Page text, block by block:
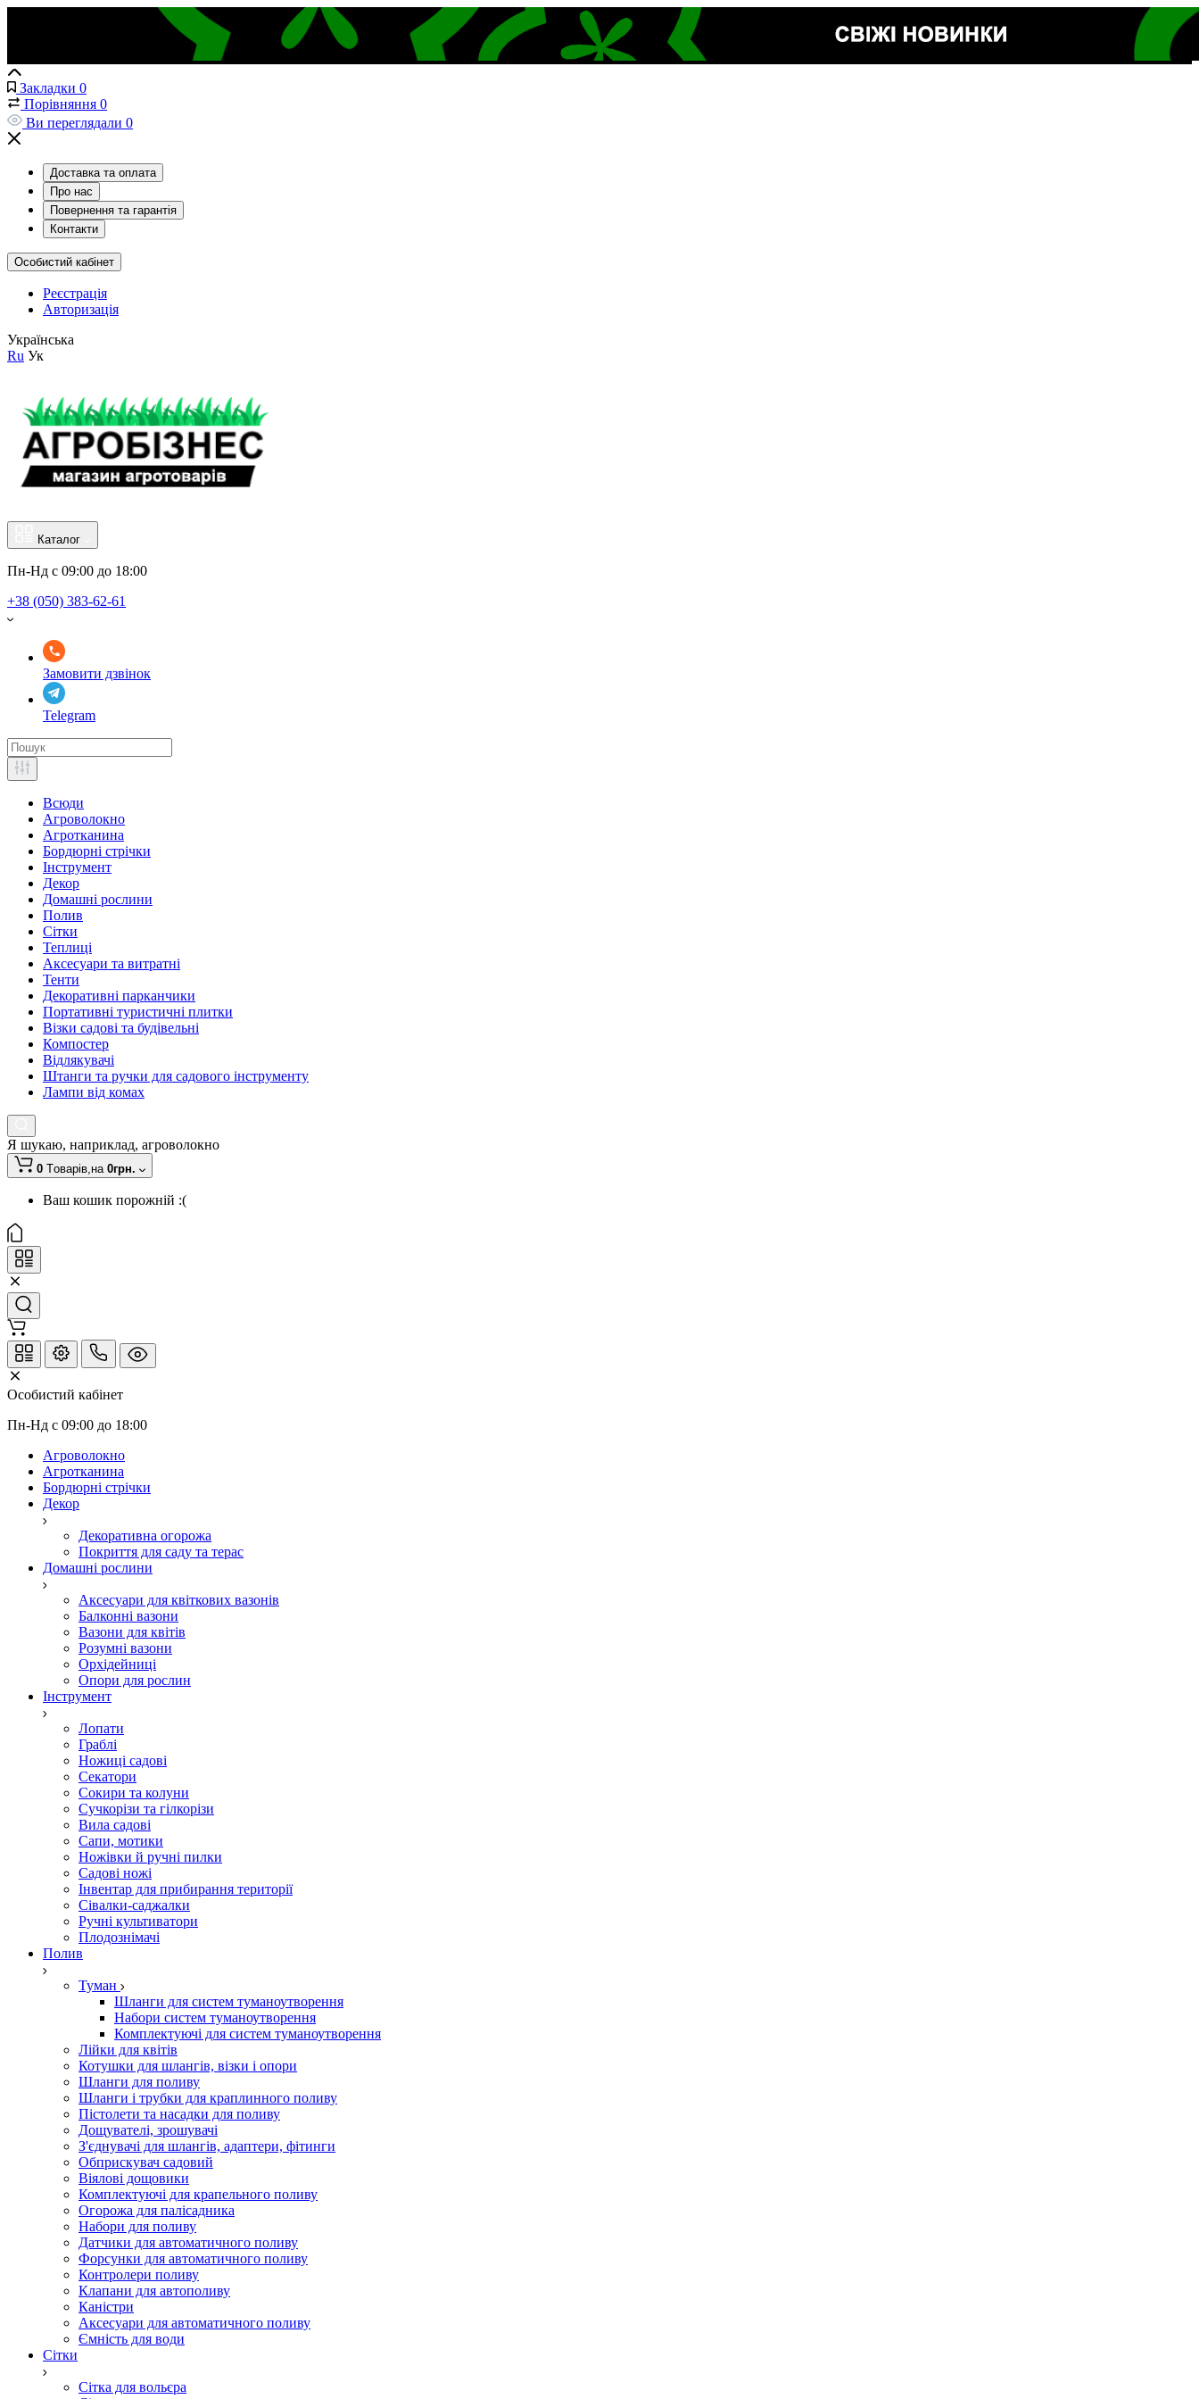
Закладки 0
Порівняння 0
Ви переглядали 0
Доставка та оплата
Про нас
Повернення та гарантія
Контакти
Особистий кабінет
Реєстрація
Авторизація
Українська
Ru Ук
Каталог
Пн-Нд с 09:00 до 18:00
+38 (050) 383-62-61
Замовити дзвінок
Telegram
Всюди
Агроволокно
Агротканина
Бордюрні стрічки
Інструмент
Декор
Домашні рослини
Полив
Сітки
Теплиці
Аксесуари та витратні
Тенти
Декоративні парканчики
Портативні туристичні плитки
Візки садові та будівельні
Компостер
Відлякувачі
Штанги та ручки для садового інструменту
Лампи від комах
Я шукаю, наприклад, агроволокно
0 Tоварів,на 0грн.
Ваш кошик порожній :(
Особистий кабінет
Пн-Нд с 09:00 до 18:00
Агроволокно
Агротканина
Бордюрні стрічки
Декор
Декоративна огорожа
Покриття для саду та терас
Домашні рослини
Аксесуари для квіткових вазонів
Балконні вазони
Вазони для квітів
Розумні вазони
Орхідейниці
Опори для рослин
Інструмент
Лопати
Граблі
Ножиці садові
Секатори
Сокири та колуни
Сучкорізи та гілкорізи
Вила садові
Сапи, мотики
Ножівки й ручні пилки
Садові ножі
Інвентар для прибирання території
Сівалки-саджалки
Ручні культиватори
Плодознімачі
Полив
Туман
Шланги для систем туманоутворення
Набори систем туманоутворення
Комплектуючі для систем туманоутворення
Лійки для квітів
Котушки для шлангів, візки і опори
Шланги для поливу
Шланги і трубки для краплинного поливу
Пістолети та насадки для поливу
Дощувателі, зрошувачі
З'єднувачі для шлангів, адаптери, фітинги
Обприскувач садовий
Віялові дощовики
Комплектуючі для крапельного поливу
Огорожа для палісадника
Набори для поливу
Датчики для автоматичного поливу
Форсунки для автоматичного поливу
Контролери поливу
Клапани для автополиву
Каністри
Аксесуари для автоматичного поливу
Ємність для води
Сітки
Сітка для вольєра